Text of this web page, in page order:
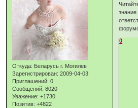
Откуда: Беларусь г. Могилев
Зарегистрирован: 2009-04-03
Приглашений: 0
Сообщений: 8020
Уважение: +1730
Позитив: +4822
0